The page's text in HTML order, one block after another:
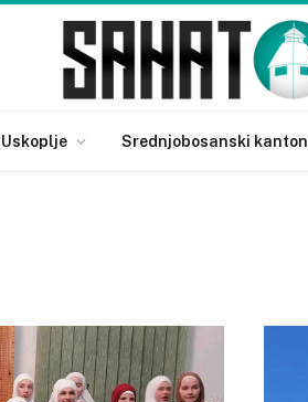
Srednjobosanski kanton